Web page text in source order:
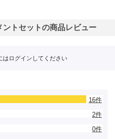
ントセットの商品レビュー
は ログイン してください
16件
2件
0件